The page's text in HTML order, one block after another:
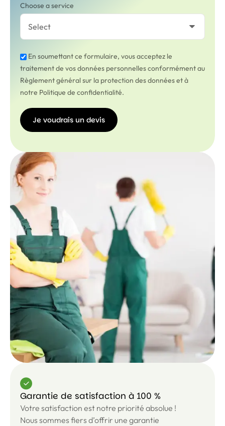
Choose a service
En soumettant ce formulaire, vous acceptez le
traitement de vos données personnelles conformément au
Règlement général sur la protection des données et à
notre Politique de confidentialité.
Je voudrais un devis
Garantie de satisfaction à 100 %
Votre satisfaction est notre priorité absolue !
Nous sommes fiers d’offrir une garantie